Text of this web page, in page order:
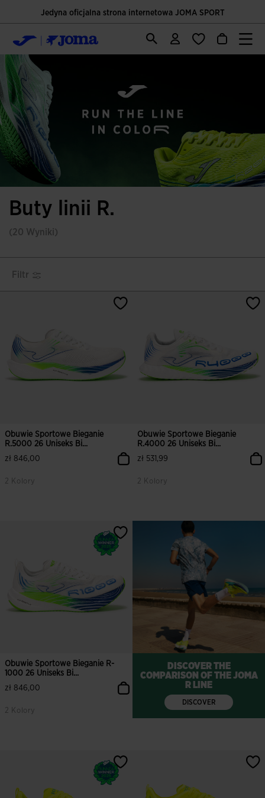
Jedyna oficjalna strona internetowa JOMA SPORT
Buty linii R.
(20 Wyniki)
Filtr
Obuwie Sportowe Bieganie
R.5000 26 Uniseks Bi...
zł 846,00
2 Kolory
Obuwie Sportowe Bieganie
R.4000 26 Uniseks Bi...
zł 531,99
2 Kolory
3,8 z 5 ocen klientów
Obuwie Sportowe Bieganie R-
1000 26 Uniseks Bi...
zł 846,00
2 Kolory
DISCOVER THE
COMPARISON OF THE JOMA
R LINE
DISCOVER